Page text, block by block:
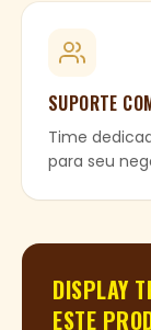
SUPORTE
Time
para seu
DISPLAY
ESTE